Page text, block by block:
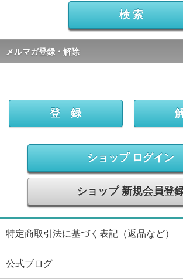
メルマガ登録・解除
ショップ ログイン
ショップ 新規会員登
特定商取引法に基づく表記（返品など）
公式ブログ